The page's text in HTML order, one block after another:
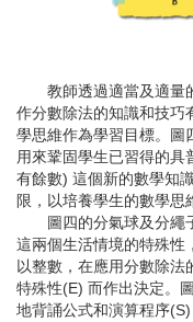
教師透過適當及適量的
作分數除法的知識和技巧
學思維作為學習目標。圖
用來鞏固學生已習得的
有餘數) 這個新的數學知
限，以培養學生的數學思
圖四的分氣球及分繩子
這兩個生活情境的特殊性
以整數，在應用分數除
特殊性(E) 而作出決定。
地背誦公式和演算程序